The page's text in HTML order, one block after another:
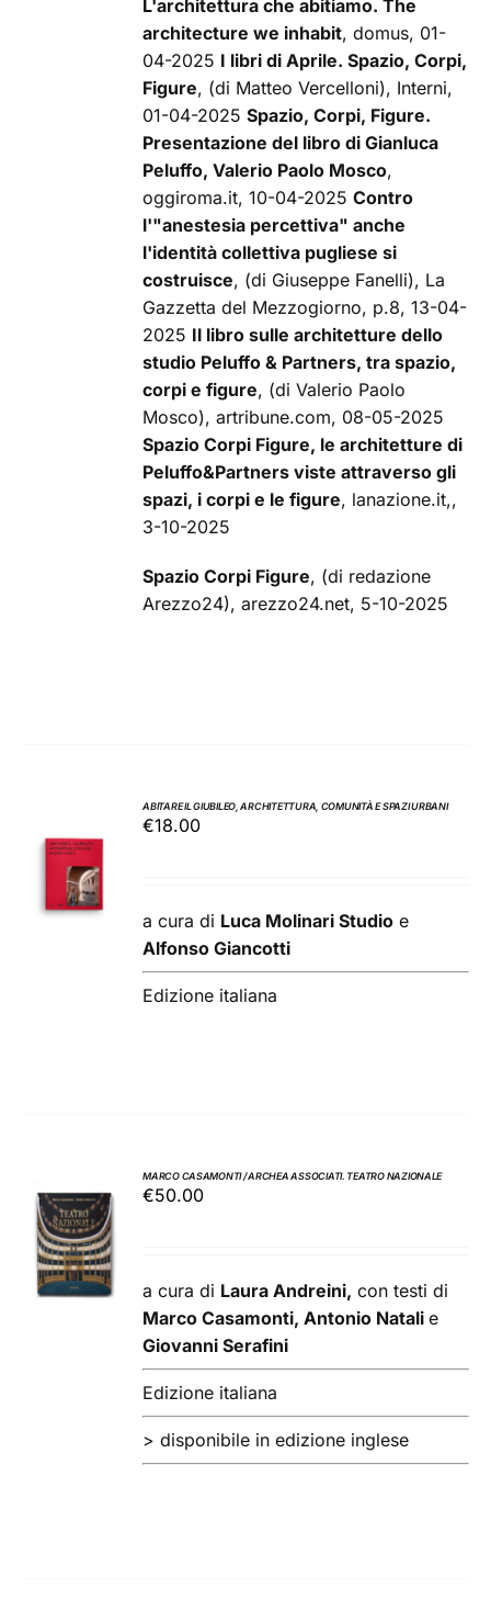
L'architettura che abitiamo. The
architecture we inhabit, domus, 01-
04-2025 I libri di Aprile. Spazio, Corpi,
Figure, (di Matteo Vercelloni), Interni,
01-04-2025Spazio, Corpi, Figure.
Presentazione del libro di Gianluca
Peluffo, Valerio Paolo Mosco,
oggiroma.it, 10-04-2025Contro
l'"anestesia percettiva" anche
l'identità collettiva pugliese si
costruisce, (di Giuseppe Fanelli), La
Gazzetta del Mezzogiorno, p.8, 13-04-
2025 Il libro sulle architetture dello
studio Peluffo & Partners, tra spazio,
corpi e figure, (di Valerio Paolo
Mosco), artribune.com, 08-05-2025
Spazio Corpi Figure, le architetture di
Peluffo&Partners viste attraverso gli
spazi, i corpi e le figure, lanazione.it,,
3-10-2025
Spazio Corpi Figure, (di redazione
Arezzo24), arezzo24.net, 5-10-2025
AL
CARRELLO
/
ABITARE IL GIUBILEO, ARCHITETTURA, COMUNITÀ E SPAZI URBANI
€18.00
a cura di Luca Molinari Studio e
Alfonso Giancotti
Edizione italiana
AGGIUNGI
AL
CARRELLO
/
DETTAGLI
MARCO CASAMONTI / ARCHEA ASSOCIATI. TEATRO NAZIONALE
€50.00
a cura di Laura Andreini, con testi di
Marco Casamonti, Antonio Natalie
Giovanni Serafini
Edizione italiana
> disponibile in edizione inglese